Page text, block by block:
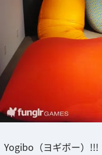
Yogibo（ヨギボー）!!!